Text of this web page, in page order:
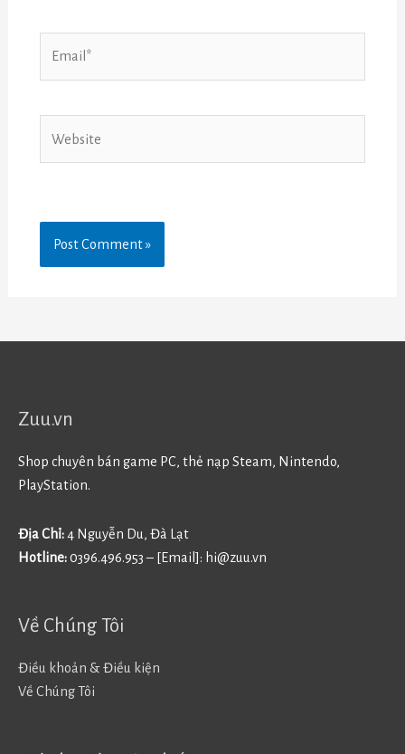
Zuu.vn
Shop chuyên bán game PC, thẻ nạp Steam, Nintendo,
PlayStation.
Địa Chỉ:4 Nguyễn Du, Đà Lạt
Hotline:0396.496.953 – [Email]: hi@zuu.vn
Về Chúng Tôi
Điều khoản & Điều kiện
Về Chúng Tôi